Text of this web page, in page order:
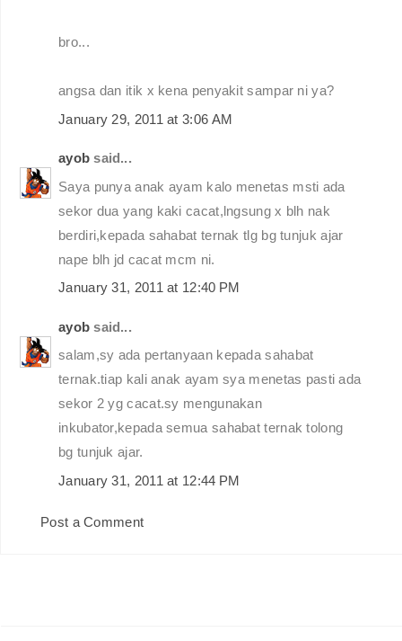
bro...
angsa dan itik x kena penyakit sampar ni ya?
January 29, 2011 at 3:06 AM
ayob said...
Saya punya anak ayam kalo menetas msti ada
sekor dua yang kaki cacat,lngsung x blh nak
berdiri,kepada sahabat ternak tlg bg tunjuk ajar
nape blh jd cacat mcm ni.
January 31, 2011 at 12:40 PM
ayob said...
salam,sy ada pertanyaan kepada sahabat
ternak.tiap kali anak ayam sya menetas pasti ada
sekor 2 yg cacat.sy mengunakan
inkubator,kepada semua sahabat ternak tolong
bg tunjuk ajar.
January 31, 2011 at 12:44 PM
Post a Comment